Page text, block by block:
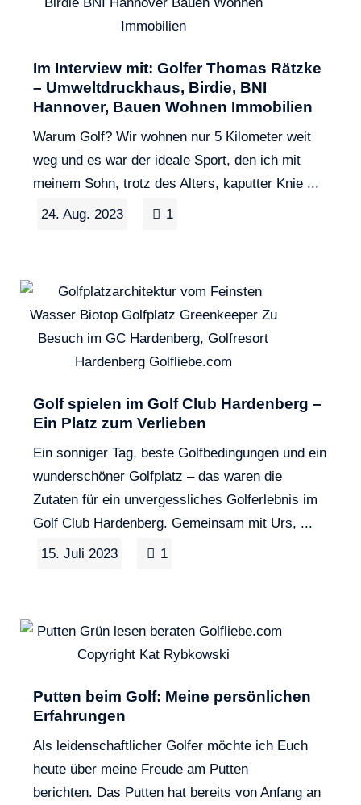
Im Interview mit: Golfer Thomas Rätzke
– Umweltdruckhaus, Birdie, BNI
Hannover, Bauen Wohnen Immobilien
Warum Golf? Wir wohnen nur 5 Kilometer weit
weg und es war der ideale Sport, den ich mit
meinem Sohn, trotz des Alters, kaputter Knie ...
24. Aug. 2023
1
Golf spielen im Golf Club Hardenberg –
Ein Platz zum Verlieben
Ein sonniger Tag, beste Golfbedingungen und ein
wunderschöner Golfplatz – das waren die
Zutaten für ein unvergessliches Golferlebnis im
Golf Club Hardenberg. Gemeinsam mit Urs, ...
15. Juli 2023
1
Putten beim Golf: Meine persönlichen
Erfahrungen
Als leidenschaftlicher Golfer möchte ich Euch
heute über meine Freude am Putten
berichten. Das Putten hat bereits von Anfang an